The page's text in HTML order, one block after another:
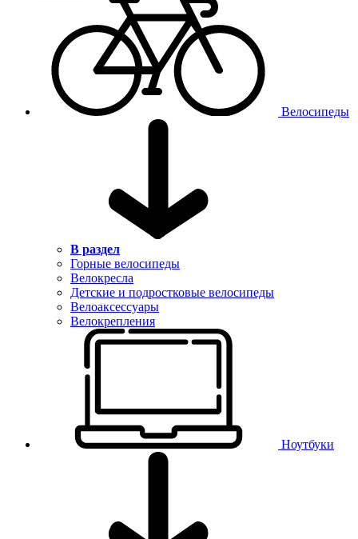
Велосипеды
В раздел
Горные велосипеды
Велокресла
Детские и подростковые велосипеды
Велоаксессуары
Велокрепления
Ноутбуки